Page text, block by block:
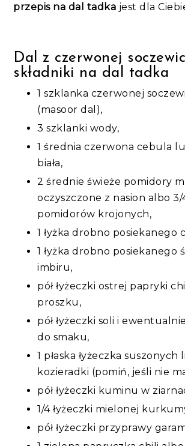
przepis na dal tadka jest dla
Dal z czerwonej
składniki na dal tadka
1 szklanka czerwonej
(masoor dal),
3 szklanki wody,
1 średnia czerwona cebula
biała,
2 średnie świeże pomidory
oczyszczone z nasion albo
pomidorów krojonych,
1 łyżka drobno posiekanego
1 łyżka drobno posiekanego
imbiru,
pół łyżeczki ostrej papryki
proszku,
pół łyżeczki soli i
do smaku,
1 płaska łyżeczka suszonych
kozieradki (pomiń, jeśli nie
pół łyżeczki kuminu w
1/4 łyżeczki mielonej
pół łyżeczki przyprawy